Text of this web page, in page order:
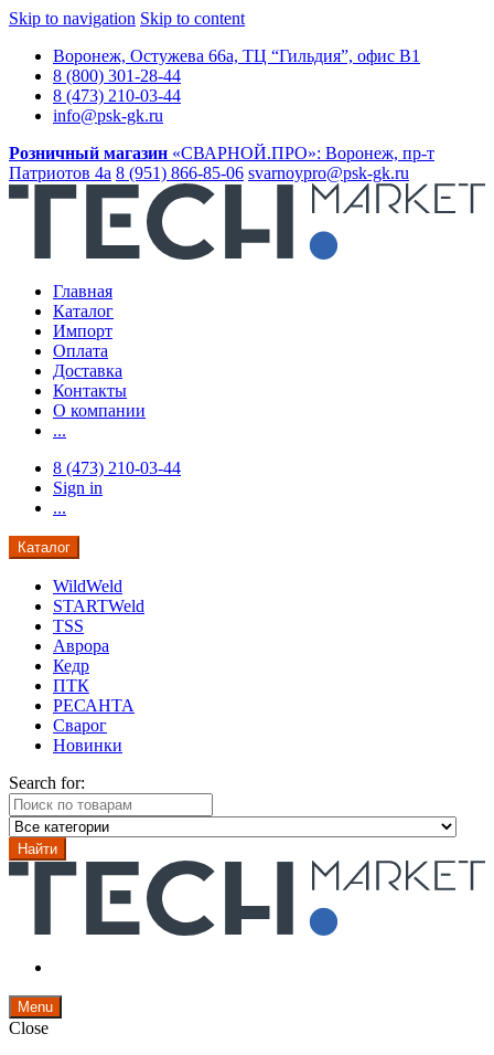
Skip to navigation Skip to content
Воронеж, Остужева 66а, ТЦ “Гильдия”, офис В1
8 (800) 301-28-44
8 (473) 210-03-44
info@psk-gk.ru
Розничный магазин «СВАРНОЙ.ПРО»: Воронеж, пр-т
Патриотов 4а 8 (951) 866-85-06 svarnoypro@psk-gk.ru
Главная
Каталог
Импорт
Оплата
Доставка
Контакты
О компании
...
8 (473) 210-03-44
Sign in
...
Каталог
WildWeld
STARTWeld
TSS
Аврора
Кедр
ПТК
РЕСАНТА
Сварог
Новинки
Search for:
Найти
Menu
Close